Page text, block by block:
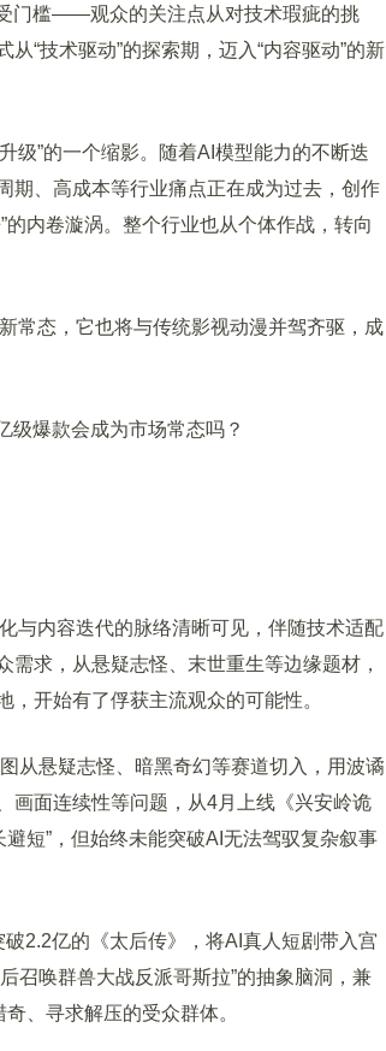
槛——观众的关注点从对技术瑕疵的挑
“技术驱动”的探索期，迈入“内容驱动”的新
”的一个缩影。随着AI模型能力的不断迭
期、高成本等行业痛点正在成为过去，创作
内卷漩涡。整个行业也从个体作战，转向
态，它也将与传统影视动漫并驾齐驱，成
内容迭代的脉络清晰可见，伴随技术适配
求，从悬疑志怪、末世重生等边缘题材，
开始有了俘获主流观众的可能性。
悬疑志怪、暗黑奇幻等赛道切入，用波谲
画面连续性等问题，从4月上线《兴安岭诡
短”，但始终未能突破AI无法驾驭复杂叙事
亿的《太后传》，将AI真人短剧带入宫
召唤群兽大战反派哥斯拉”的抽象脑洞，兼
、寻求解压的受众群体。